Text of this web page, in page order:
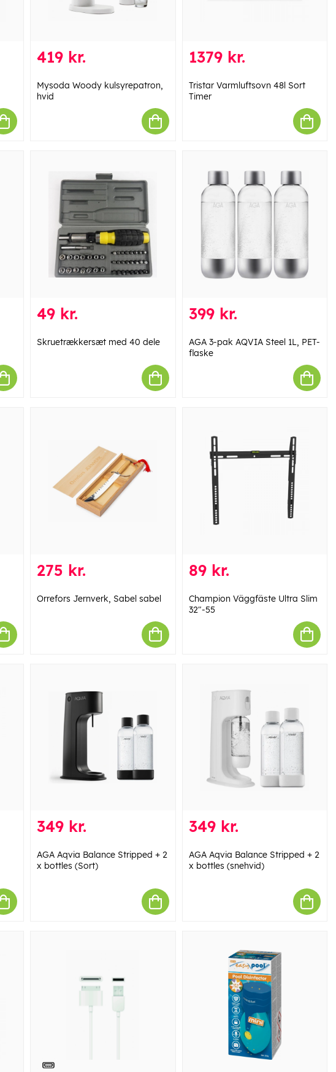
419 kr.
Mysoda Woody kulsyrepatron,
hvid
1379 kr.
Tristar Varmluftsovn 48l Sort
Timer
49 kr.
Skruetrækkersæt med 40 dele
399 kr.
AGA 3-pak AQVIA Steel 1L, PET-
flaske
275 kr.
Orrefors Jernverk, Sabel sabel
89 kr.
Champion Väggfäste Ultra Slim
32"-55
349 kr.
AGA Aqvia Balance Stripped + 2
x bottles (Sort)
349 kr.
AGA Aqvia Balance Stripped + 2
x bottles (snehvid)